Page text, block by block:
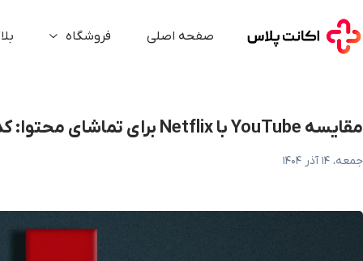
صفحه اصلی
فروشگاه
مقایسه YouTube با Netflix برای تماشای محتوا: کدام بهتر است؟
جمعه، ۱۴ آذر ۱۴۰۴